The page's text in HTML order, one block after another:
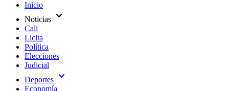
Inicio
Noticias expand_more
Cali
Licita
Política
Elecciones
Judicial
Deportes expand_more
Economía